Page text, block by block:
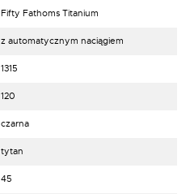
Fifty Fathoms Titanium
z automatycznym naciągiem
1315
120
czarna
tytan
45